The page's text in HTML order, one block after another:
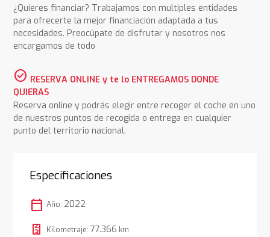
¿Quieres financiar? Trabajamos con multiples entidades
para ofrecerte la mejor financiación adaptada a tus
necesidades. Preocúpate de disfrutar y nosotros nos
encargamos de todo
check_circle RESERVA ONLINE y te lo ENTREGAMOS DONDE
QUIERAS
Reserva online y podrás elegir entre recoger el coche en uno
de nuestros puntos de recogida o entrega en cualquier
punto del territorio nacional.
Especificaciones
calendar_today Año: 2022
Kilometraje: 77.366 km